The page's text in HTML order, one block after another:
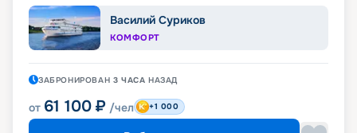
Василий Суриков
КОМФОРТ
ЗАБРОНИРОВАН 3 ЧАСА НАЗАД
от 61 100 ₽ /чел +1 000